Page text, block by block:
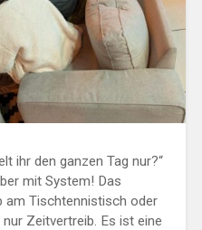
ihr den ganzen Tag nur?“
mit System! Das
am Tischtennistisch oder
Zeitvertreib. Es ist eine